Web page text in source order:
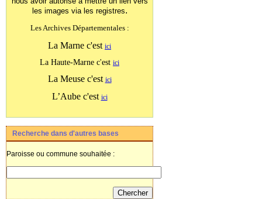
les images via les registres.
Les Archives Départementales :
La Marne c'est ici
La Haute-Marne c'est ici
La Meuse c'est ici
L’Aube c'est ici
Recherche dans d'autres bases
Paroisse ou commune souhaitée :